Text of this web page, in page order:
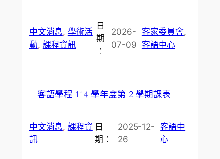
中文消息, 學術活
動, 課程資訊
日
期
：
2026-
07-09
客家委員會
客語中心
客語學程 114 學年度第 2 學期課表
中文消息, 課程資
訊
日
期：
2025-12-
26
客語中
心